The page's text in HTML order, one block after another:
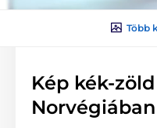
Több
Kép kék-
Norvégiában